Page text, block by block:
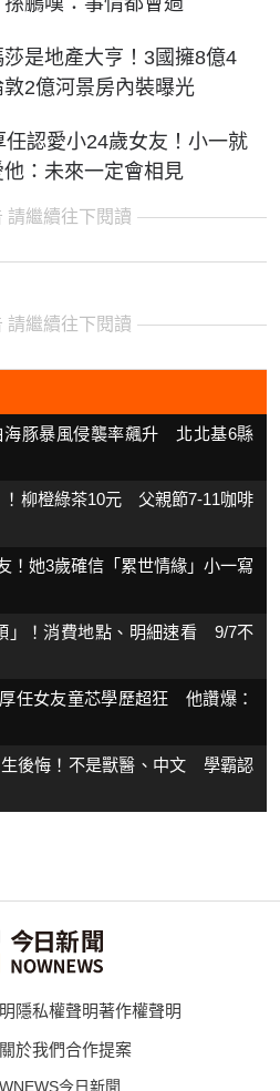
是地產大亨！3國擁8億4
2億河景房內裝曝光
任認愛小24歲女友！小一就
：未來一定會相見
請繼續往下閱讀
請繼續往下閱讀
海豚暴風侵襲率飆升 北北基6縣
！柳橙綠茶10元 父親節7-11咖啡
！她3歲確信「累世情緣」小一寫
」！消費地點、明細速看 9/7不
任女友童芯學歷超狂 他讚爆：
生後悔！不是獸醫、中文 學霸認
隱私權聲明著作權聲明
關於我們合作提案
今日新聞